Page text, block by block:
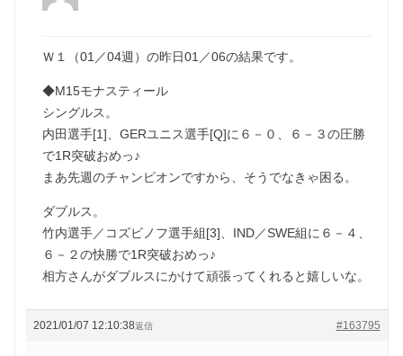
Ｗ１（01／04週）の昨日01／06の結果です。
◆M15モナスティール
シングルス。
内田選手[1]、GERユニス選手[Q]に６－０、６－３の圧勝
で1R突破おめっ♪
まあ先週のチャンピオンですから、そうでなきゃ困る。
ダブルス。
竹内選手／コズビノフ選手組[3]、IND／SWE組に６－４、
６－２の快勝で1R突破おめっ♪
相方さんがダブルスにかけて頑張ってくれると嬉しいな。
2021/01/07 12:10:38 #163795
返信